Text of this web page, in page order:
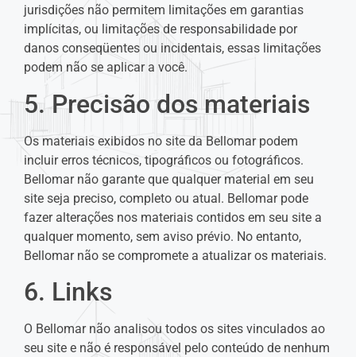
jurisdições não permitem limitações em garantias
implícitas, ou limitações de responsabilidade por
danos conseqüentes ou incidentais, essas limitações
podem não se aplicar a você.
5. Precisão dos materiais
Os materiais exibidos no site da Bellomar podem
incluir erros técnicos, tipográficos ou fotográficos.
Bellomar não garante que qualquer material em seu
site seja preciso, completo ou atual. Bellomar pode
fazer alterações nos materiais contidos em seu site a
qualquer momento, sem aviso prévio. No entanto,
Bellomar não se compromete a atualizar os materiais.
6. Links
O Bellomar não analisou todos os sites vinculados ao
seu site e não é responsável pelo conteúdo de nenhum